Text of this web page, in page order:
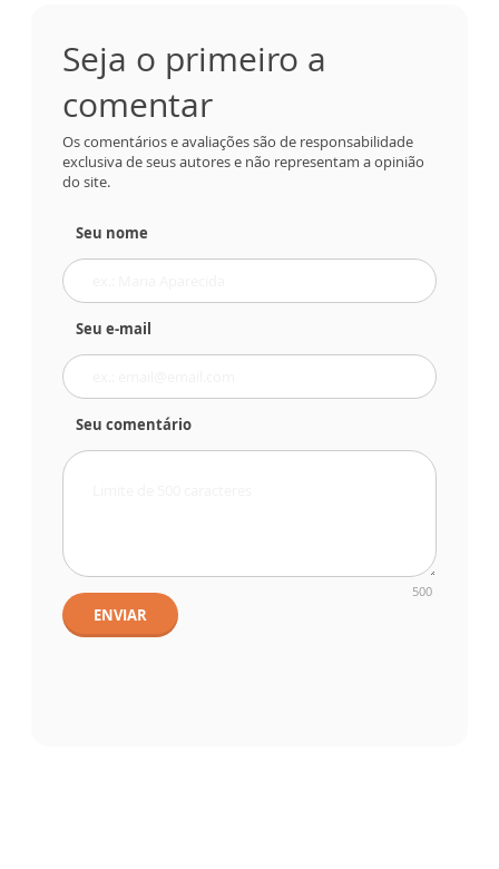
Seja o primeiro a
comentar
Os comentários e avaliações são de responsabilidade
exclusiva de seus autores e não representam a opinião
do site.
Seu nome
Seu e-mail
Seu comentário
500
ENVIAR